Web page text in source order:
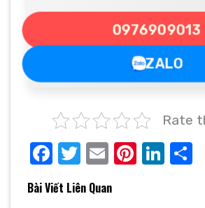
0976909013
ZALO
Rate
Facebook
Twitter
Email
Bài Viết Liên Quan